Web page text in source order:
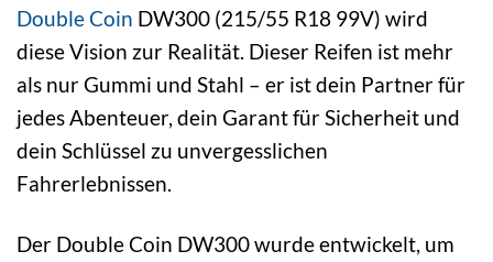
Double Coin DW300 (215/55 R18 99V) wird
diese Vision zur Realität. Dieser Reifen ist mehr
als nur Gummi und Stahl – er ist dein Partner für
jedes Abenteuer, dein Garant für Sicherheit und
dein Schlüssel zu unvergesslichen
Fahrerlebnissen.
Der Double Coin DW300 wurde entwickelt, um